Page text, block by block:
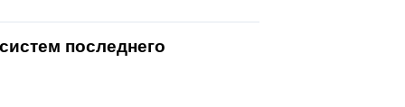
последнего